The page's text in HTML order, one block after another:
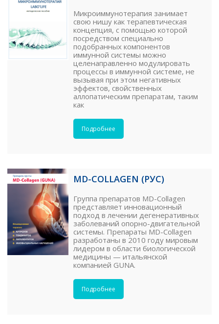
Микроиммунотерапия занимает
свою нишу как терапевтическая
концепция, с помощью которой
посредством специально
подобранных компонентов
иммунной системы можно
целенаправленно модулировать
процессы в иммунной системе, не
вызывая при этом негативных
эффектов, свойственных
аллопатическим препаратам, таким
как
Подробнее
MD-COLLAGEN (РУС)
Группа препаратов MD-Collagen
представляет инновационный
подход в лечении дегенеративных
заболеваний опорно-двигательной
системы. Препараты MD-Collagen
разработаны в 2010 году мировым
лидером в области биологической
медицины — итальянской
компанией GUNA.
Подробнее